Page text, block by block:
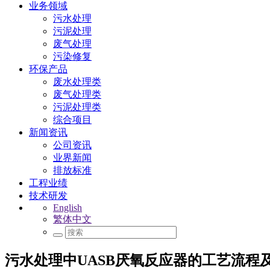
业务领域
污水处理
污泥处理
废气处理
污染修复
环保产品
废水处理类
废气处理类
污泥处理类
综合项目
新闻资讯
公司资讯
业界新闻
排放标准
工程业绩
技术研发
English
繁体中文
污水处理中UASB厌氧反应器的工艺流程